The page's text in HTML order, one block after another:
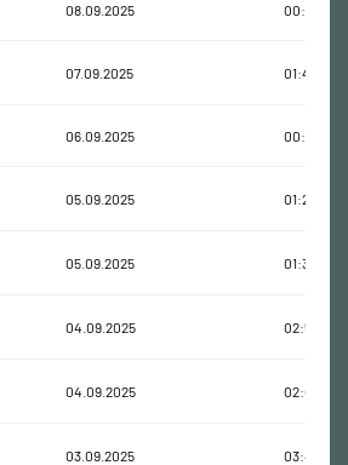
08.09.2025 00:42:20
07.09.2025 01:46:11
06.09.2025 00:35:58
05.09.2025 01:21:17
05.09.2025 01:34:29
04.09.2025 02:57:12
04.09.2025 02:07:34
03.09.2025 03:40:25